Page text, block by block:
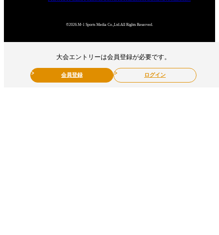
©2026.M-1 Sports Media Co.,Ltd.All Rights Reserved.
大会エントリーは会員登録が必要です。
会員登録 ログイン